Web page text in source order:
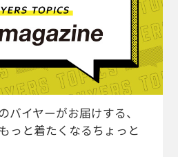
バイヤーがお届けする、
っと着たくなるちょっと